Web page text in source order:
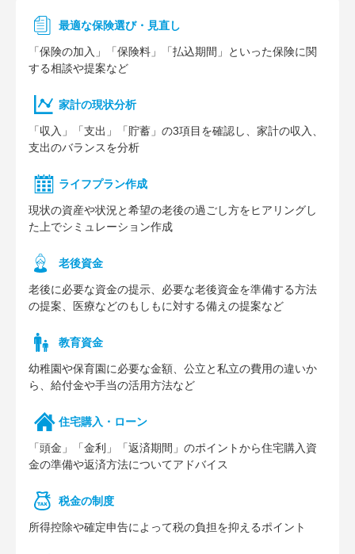
最適な保険選び・見直し
「保険の加入」「保険料」「払込期間」といった保険に関
する相談や提案など
家計の現状分析
「収入」「支出」「貯蓄」の3項目を確認し、家計の収入、
支出のバランスを分析
ライフプラン作成
現状の資産や状況と希望の老後の過ごし方をヒアリングし
た上でシミュレーション作成
⽼後資⾦
老後に必要な資金の提示、必要な老後資金を準備する方法
の提案、医療などのもしもに対する備えの提案など
教育資金
幼稚園や保育園に必要な⾦額、公⽴と私⽴の費⽤の違いか
ら、給付⾦や⼿当の活⽤⽅法など
住宅購⼊・ローン
「頭⾦」「⾦利」「返済期間」のポイントから住宅購⼊資
⾦の準備や返済⽅法についてアドバイス
税⾦の制度
所得控除や確定申告によって税の負担を抑えるポイント